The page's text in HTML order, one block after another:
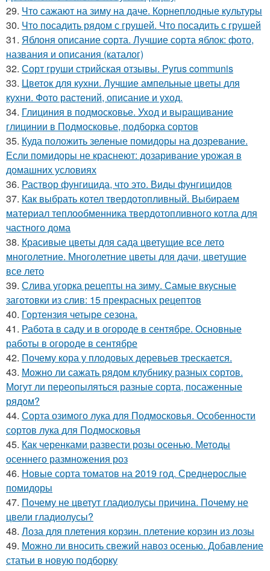
29. Что сажают на зиму на даче. Корнеплодные культуры
30. Что посадить рядом с грушей. Что посадить с грушей
31. Яблоня описание сорта. Лучшие сорта яблок: фото,
названия и описания (каталог)
32. Сорт груши стрийская отзывы. Pyrus communis
33. Цветок для кухни. Лучшие ампельные цветы для
кухни. Фото растений, описание и уход.
34. Глициния в подмосковье. Уход и выращивание
глицинии в Подмосковье, подборка сортов
35. Куда положить зеленые помидоры на дозревание.
Если помидоры не краснеют: дозаривание урожая в
домашних условиях
36. Раствор фунгицида, что это. Виды фунгицидов
37. Как выбрать котел твердотопливный. Выбираем
материал теплообменника твердотопливного котла для
частного дома
38. Красивые цветы для сада цветущие все лето
многолетние. Многолетние цветы для дачи, цветущие
все лето
39. Слива угорка рецепты на зиму. Самые вкусные
заготовки из слив: 15 прекрасных рецептов
40. Гортензия четыре сезона.
41. Работа в саду и в огороде в сентябре. Основные
работы в огороде в сентябре
42. Почему кора у плодовых деревьев трескается.
43. Можно ли сажать рядом клубнику разных сортов.
Могут ли переопыляться разные сорта, посаженные
рядом?
44. Сорта озимого лука для Подмосковья. Особенности
сортов лука для Подмосковья
45. Как черенками развести розы осенью. Методы
осеннего размножения роз
46. Новые сорта томатов на 2019 год. Среднерослые
помидоры
47. Почему не цветут гладиолусы причина. Почему не
цвели гладиолусы?
48. Лоза для плетения корзин. плетение корзин из лозы
49. Можно ли вносить свежий навоз осенью. Добавление
статьи в новую подборку